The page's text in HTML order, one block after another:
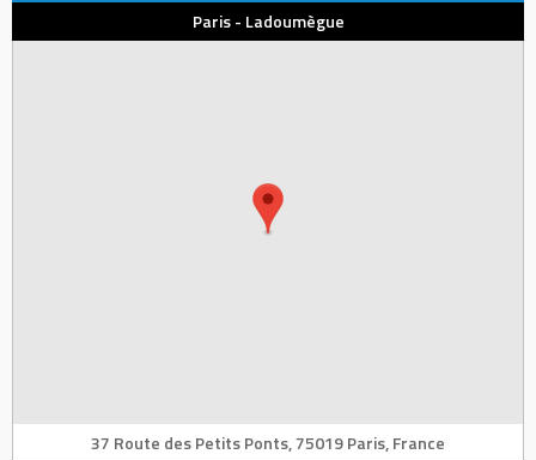
Paris - Ladoumègue
37 Route des Petits Ponts, 75019 Paris, France